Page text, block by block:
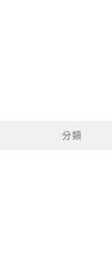
分類